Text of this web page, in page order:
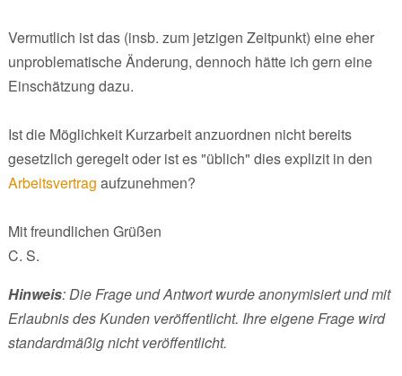
Vermutlich ist das (insb. zum jetzigen Zeitpunkt) eine eher
unproblematische Änderung, dennoch hätte ich gern eine
Einschätzung dazu.
Ist die Möglichkeit Kurzarbeit anzuordnen nicht bereits
gesetzlich geregelt oder ist es "üblich" dies explizit in den
Arbeitsvertrag aufzunehmen?
Mit freundlichen Grüßen
C. S.
Hinweis: Die Frage und Antwort wurde anonymisiert und mit
Erlaubnis des Kunden veröffentlicht. Ihre eigene Frage wird
standardmäßig nicht veröffentlicht.